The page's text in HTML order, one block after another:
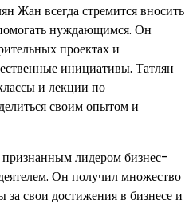
Жан всегда стремится вносить
нуждающимся. Он
проектах и
инициативы. Татлян
и лекции по
своим опытом и
лидером бизнес-
Он получил множество
за свои достижения в бизнесе и